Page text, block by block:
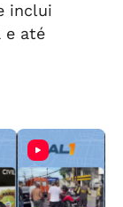
inclui
e até